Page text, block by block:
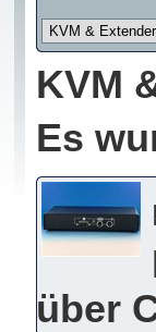
KVM
Es
über